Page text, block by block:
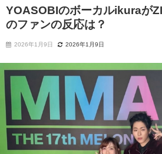
YOASOBIのボーカルikuraが
のファンの反応は？
2026年1月9日 2026年1月9日